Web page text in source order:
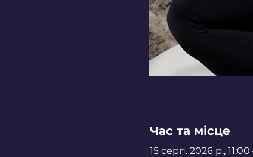
Час та місце
15 серп. 2026 р., 11:00